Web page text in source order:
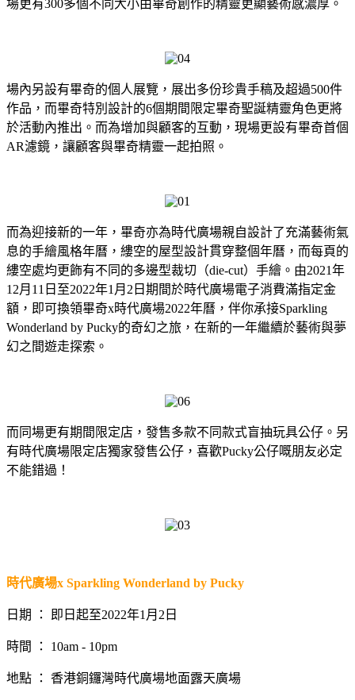
場更有300多個不同大小由畢奇創作的精靈更顯藝術感濃厚。
場內另設有畢奇的個人展覽，展出多份珍貴手稿及超過500件
作品，而畢奇特別設計的6個期間限定畢奇聖誕精靈角色更將
於活動內推出。而為增加與顧客的互動，現場更設有畢奇首個
AR濾鏡，讓顧客與畢奇精靈一起拍照。
而為迎接新的一年，畢奇亦為時代廣場親自設計了充滿藝術氣
息的手繪風格年曆，縷空的屋型設計貫穿整個年曆，而每頁的
縷空處均更飾有不同的多邊型裁切（die-cut）手繪。由2021年
12月11日至2022年1月2日期間於時代廣場電子消費滿指定金
額，即可換領畢奇x時代廣場2022年曆，伴你承接Sparkling
Wonderland by Pucky的奇幻之旅，在新的一年繼續於藝術與夢
幻之間遊走探索。
而同場更有期間限定店，發售多款不同款式盲抽玩具公仔。另
有時代廣場限定店獨家發售公仔，喜歡Pucky公仔嘅朋友必定
不能錯過！
時代廣場x Sparkling Wonderland by Pucky
日期 ： 即日起至2022年1月2日
時間 ： 10am - 10pm
地點 ： 香港銅鑼灣時代廣場地面露天廣場